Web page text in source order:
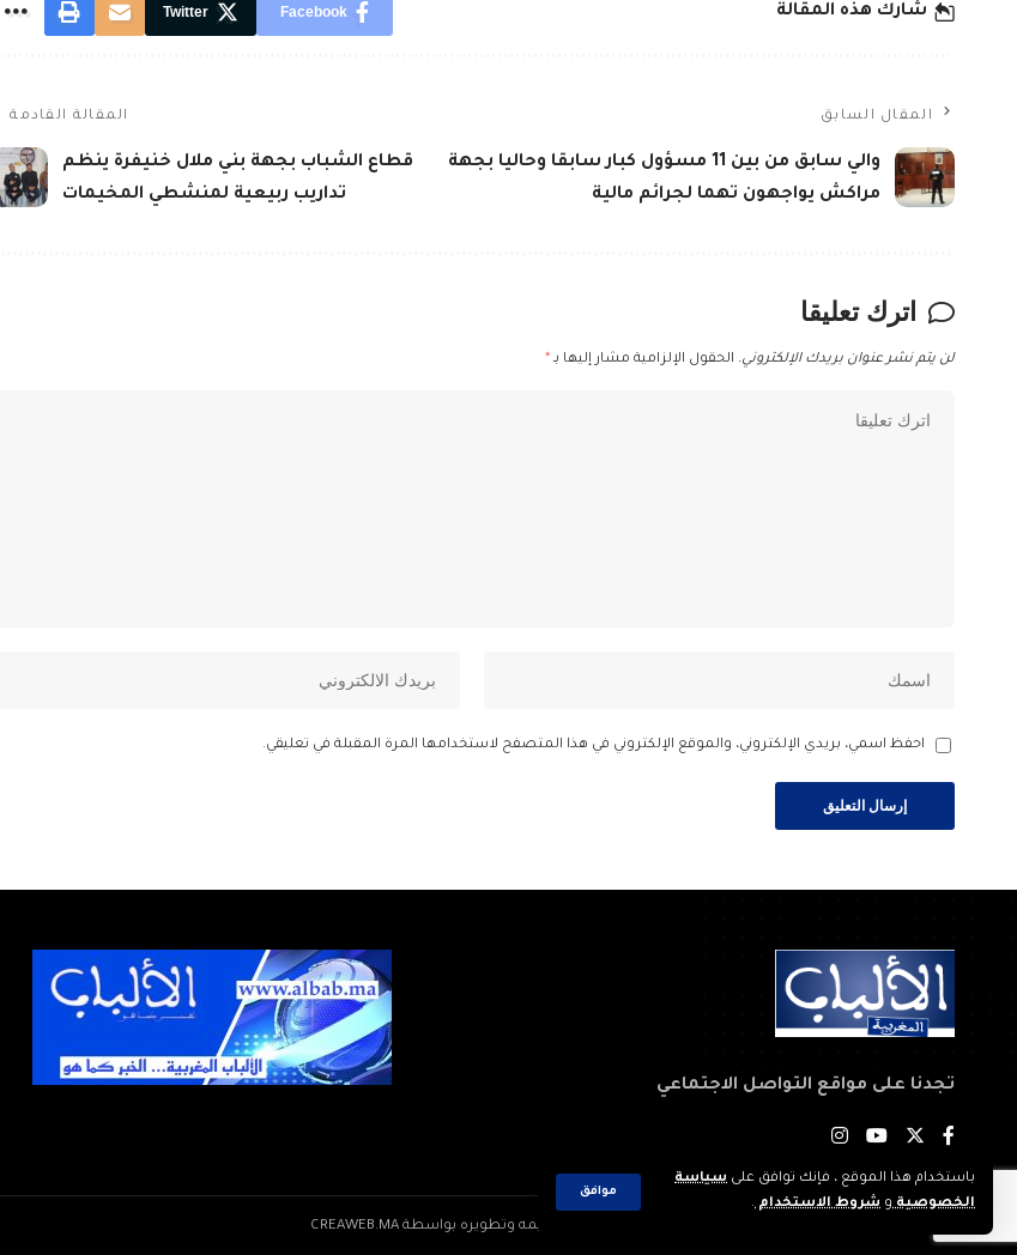
باستخدام هذا الموقع ، فإنك توافق على سياسة
الخصوصيةو شروط الاستخدام.
موافق
شارك هذه المقالة Facebook
Twitter
المقال السابق
والي سابق من بين 11 مسؤول كبار سابقا وحاليا بجهة
مراكش يواجهون تهما لجرائم مالية
المقالة القادمة
قطاع الشباب بجهة بني ملال خنيفرة ينظم
تداريب ربيعية لمنشطي المخيمات
اترك تعليقا
لن يتم نشر عنوان بريدك الإلكتروني. الحقول الإلزامية مشار إليها بـ *
احفظ اسمي، بريدي الإلكتروني، والموقع الإلكتروني في هذا المتصفح لاستخدامها المرة المقبلة في تعليقي.
تجدنا على مواقع التواصل الاجتماعي
CREAWEB.MA